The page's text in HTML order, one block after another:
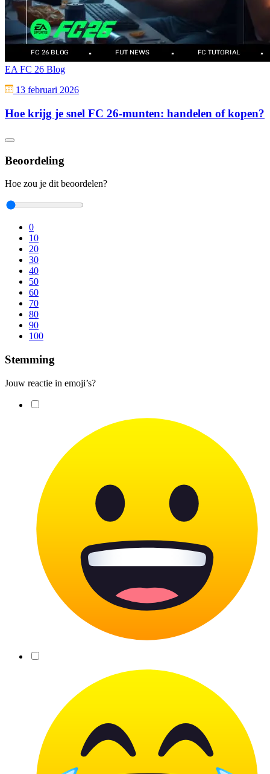
EA FC 26 Blog
13 februari 2026
Hoe krijg je snel FC 26-munten: handelen of kopen?
Beoordeling
Hoe zou je dit beoordelen?
0
10
20
30
40
50
60
70
80
90
100
Stemming
Jouw reactie in emoji’s?